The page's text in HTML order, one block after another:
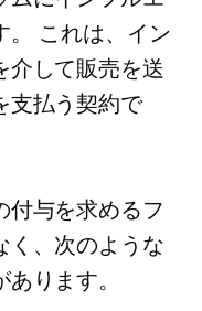
。 これは、イン
介して販売を送
支払う契約で
付与を求めるフ
く、次のような
ります。